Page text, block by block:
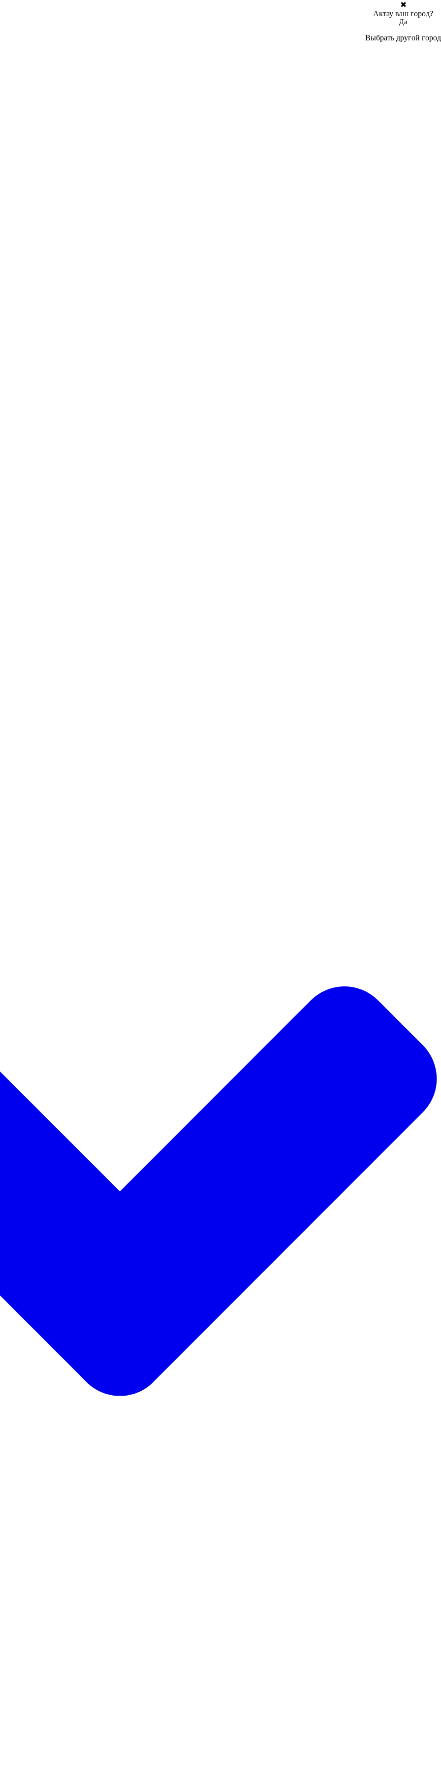
✖
Актау ваш город?
Да
Выбрать другой город